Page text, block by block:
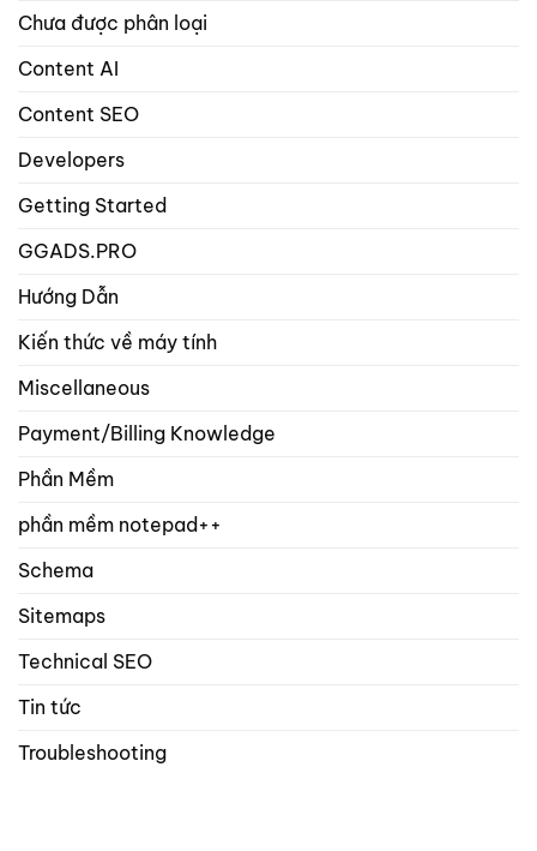
Chưa được phân loại
Content AI
Content SEO
Developers
Getting Started
GGADS.PRO
Hướng Dẫn
Kiến thức về máy tính
Miscellaneous
Payment/Billing Knowledge
Phần Mềm
phần mềm notepad++
Schema
Sitemaps
Technical SEO
Tin tức
Troubleshooting